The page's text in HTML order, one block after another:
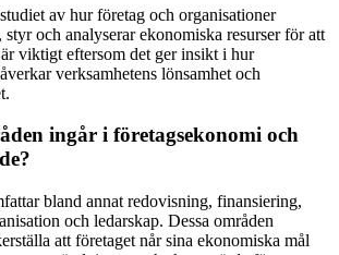
av hur företag och organisationer
styr och analyserar ekonomiska resurser för att
viktigt eftersom det ger insikt i hur
verksamhetens lönsamhet och
ingår i företagsekonomi och
bland annat redovisning, finansiering,
och ledarskap. Dessa områden
att företaget når sina ekonomiska mål